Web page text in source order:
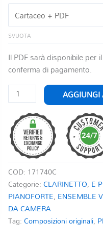
SVUOTA
Il PDF sarà disponibile
conferma di pagamento.
AQUILONI
PER
FLAUTO
CLARINETTO
E
PIANOFORTE
quantità
COD: 171740C
Categorie:CLARINETTO, E
PIANOFORTE, ENSEMBLE
DA CAMERA
Tag:Composizioni originali,